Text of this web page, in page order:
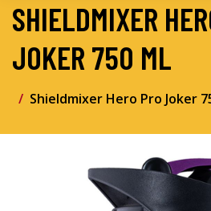
SHIELDMIXER
JOKER 750 ML
Shieldmixer Hero Pro Joker